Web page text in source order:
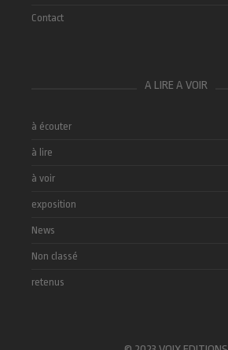
Contact
A LIRE A VOIR
à écouter
à lire
à voir
exposition
News
Non classé
retenus